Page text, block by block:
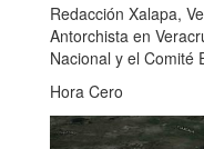
Redacción Xalapa,
Antorchista en
Nacional y el Comité
Hora Cero